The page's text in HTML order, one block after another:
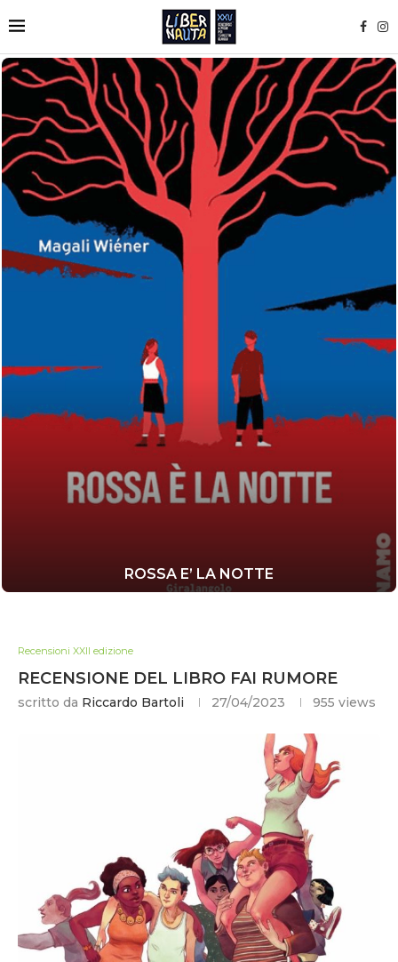
ROSSA E’ LA NOTTE
Recensioni XXII edizione
RECENSIONE DEL LIBRO FAI RUMORE
scritto da Riccardo Bartoli 27/04/2023 955 views